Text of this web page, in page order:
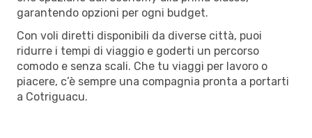
garantendo opzioni per ogni budget.
Con voli diretti disponibili da diverse città, puoi
ridurre i tempi di viaggio e goderti un percorso
comodo e senza scali. Che tu viaggi per lavoro o
piacere, c’è sempre una compagnia pronta a portarti
a Cotriguacu.